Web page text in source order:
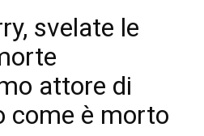
svelate le
attore di
come è morto